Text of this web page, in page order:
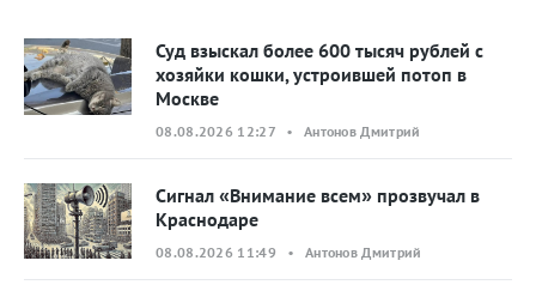
Суд взыскал более 600 тысяч рублей с
хозяйки кошки, устроившей потоп в
Москве
08.08.2026 12:27 • Антонов Дмитрий
Сигнал «Внимание всем» прозвучал в
Краснодаре
08.08.2026 11:49 • Антонов Дмитрий